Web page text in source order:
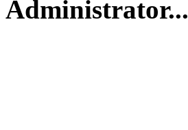
Administrator...